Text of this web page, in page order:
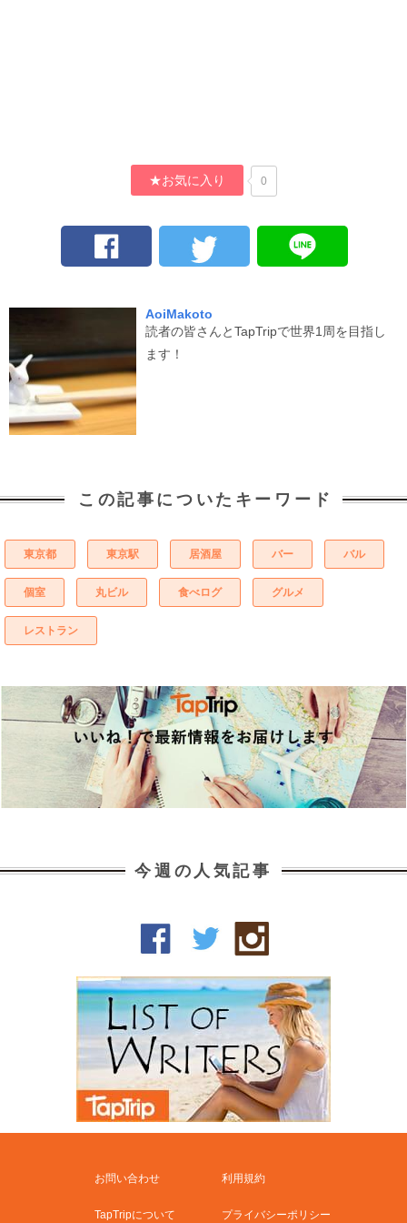
★お気に入り 0
AoiMakoto
読者の皆さんとTapTripで世界1周を目指し
ます！
この記事についたキーワード
東京都 東京駅 居酒屋 バー バル
個室 丸ビル 食べログ グルメ
レストラン
今週の人気記事
お問い合わせ 利用規約
TapTripについて プライバシーポリシー